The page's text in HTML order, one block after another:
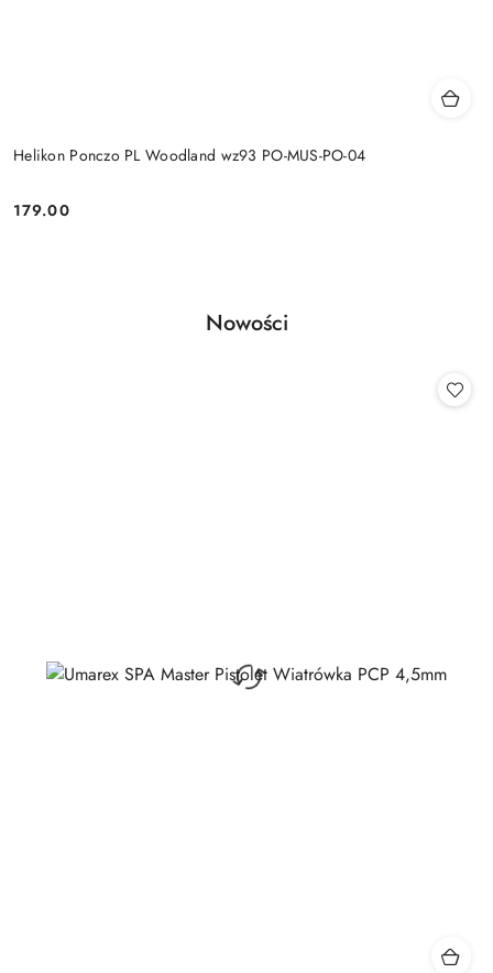
Helikon Ponczo PL Woodland wz93 PO-MUS-PO-04
Cena:
179.00
Pomiń karuzelę produktów
Produkty
Nowości